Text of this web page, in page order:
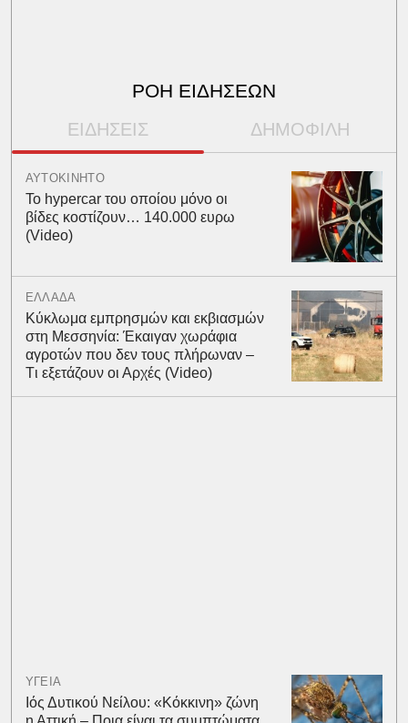
ΡΟΗ ΕΙΔΗΣΕΩΝ
ΕΙΔΗΣΕΙΣ ΔΗΜΟΦΙΛΗ
ΑΥΤΟΚΙΝΗΤΟ
To hypercar του οποίου μόνο οι
βίδες κοστίζουν… 140.000 ευρω
(Video)
ΕΛΛΑΔΑ
Kύκλωμα εμπρησμών και εκβιασμών
στη Μεσσηνία: Έκαιγαν χωράφια
αγροτών που δεν τους πλήρωναν –
Tι εξετάζουν οι Αρχές (Video)
ΥΓΕΙΑ
Ιός Δυτικού Νείλου: «Κόκκινη» ζώνη